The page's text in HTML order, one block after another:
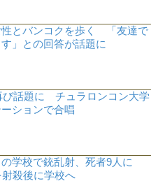
性とバンコクを歩く 「友達で
」との回答が話題に
び話題に チュラロンコン大学
ションで合唱
学校で銃乱射、死者9人に
殺後に学校へ